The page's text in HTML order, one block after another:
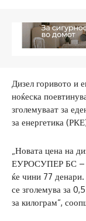
Дизел горивото и
ноќеска
зголемуваат за
за енергетика
„Новата цена на
ЕУРОСУПЕР БС –
ќе чини 77
се зголемува за
за килограм“,